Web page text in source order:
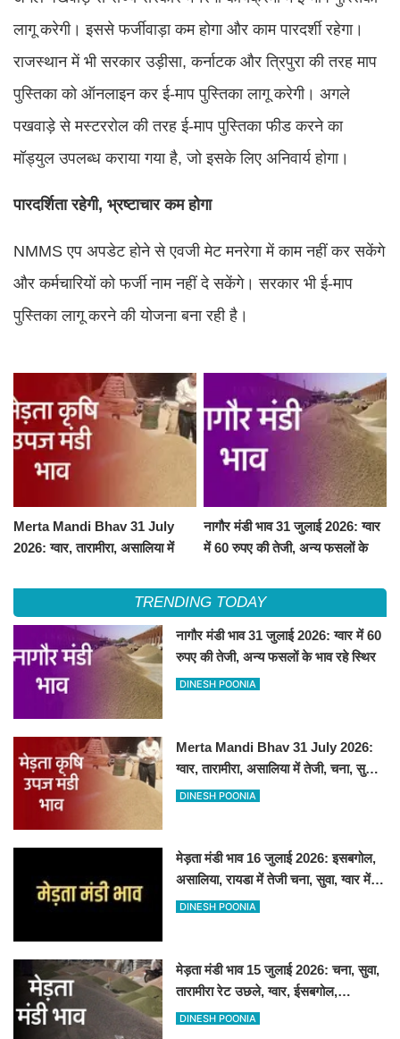
लागू करेगी। इससे फर्जीवाड़ा कम होगा और काम पारदर्शी रहेगा।
राजस्थान में भी सरकार उड़ीसा, कर्नाटक और त्रिपुरा की तरह माप
पुस्तिका को ऑनलाइन कर ई-माप पुस्तिका लागू करेगी। अगले
पखवाड़े से मस्टररोल की तरह ई-माप पुस्तिका फीड करने का
मॉड्युल उपलब्ध कराया गया है, जो इसके लिए अनिवार्य होगा।
पारदर्शिता रहेगी, भ्रष्टाचार कम होगा
NMMS एप अपडेट होने से एवजी मेट मनरेगा में काम नहीं कर सकेंगे
और कर्मचारियों को फर्जी नाम नहीं दे सकेंगे। सरकार भी ई-माप
पुस्तिका लागू करने की योजना बना रही है।
Merta Mandi Bhav 31 July
2026: ग्वार, तारामीरा, असालिया में
नागौर मंडी भाव 31 जुलाई 2026: ग्वार
में 60 रुपए की तेजी, अन्य फसलों के
TRENDING TODAY
नागौर मंडी भाव 31 जुलाई 2026: ग्वार में 60
रुपए की तेजी, अन्य फसलों के भाव रहे स्थिर
DINESH POONIA
Merta Mandi Bhav 31 July 2026:
ग्वार, तारामीरा, असालिया में तेजी, चना, सुवा,
रायड़ा मंदे बिके
DINESH POONIA
मेड़ता मंडी भाव 16 जुलाई 2026: इसबगोल,
असालिया, रायडा में तेजी चना, सुवा, ग्वार में
आई गिरावट
DINESH POONIA
मेड़ता मंडी भाव 15 जुलाई 2026: चना, सुवा,
तारामीरा रेट उछले, ग्वार, ईसबगोल,
असालिया, रायड़ा मंदे बिके
DINESH POONIA